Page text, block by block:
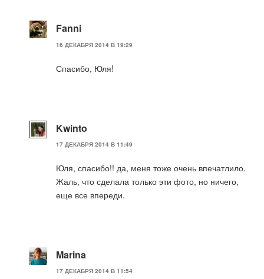
Fanni
16 ДЕКАБРЯ 2014 В 19:29
Спасибо, Юля!
Kwinto
17 ДЕКАБРЯ 2014 В 11:49
Юля, спасибо!! да, меня тоже очень впечатлило.
Жаль, что сделала только эти фото, но ничего,
еще все впереди.
Marina
17 ДЕКАБРЯ 2014 В 11:54